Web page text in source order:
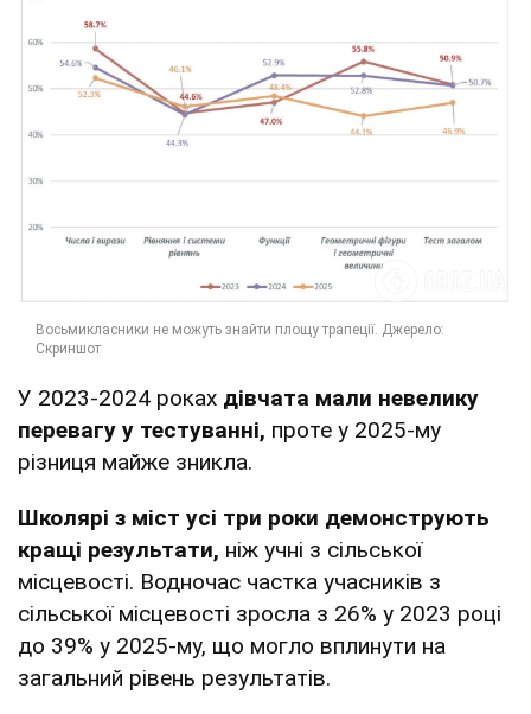
У 2023-2024 роках дівчата мали невелику
перевагу у тестуванні, проте у 2025-му
різниця майже зникла.
Школярі з міст усі три роки демонструють
кращі результати, ніж учні з сільської
місцевості. Водночас частка учасників з
сільської місцевості зросла з 26% у 2023 році
до 39% у 2025-му, що могло вплинути на
загальний рівень результатів.